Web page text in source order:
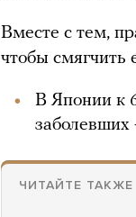
Вместе с тем,
чтобы смягчить
В Японии к
заболевших
ЧИТАЙТЕ ТАКЖЕ